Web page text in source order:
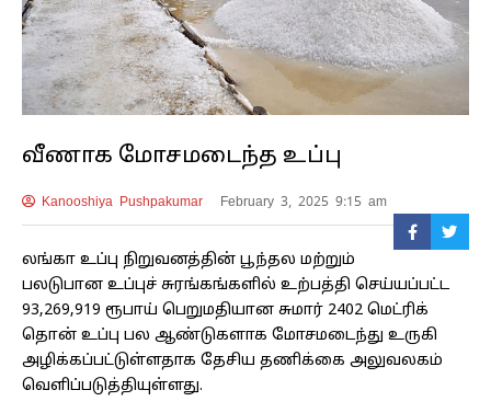
வீணாக மோசமடைந்த உப்பு
Kanooshiya Pushpakumar February 3, 2025 9:15 am
லங்கா உப்பு நிறுவனத்தின் பூந்தல மற்றும்
பலடுபான உப்புச் சுரங்கங்களில் உற்பத்தி செய்யப்பட்ட
93,269,919 ரூபாய் பெறுமதியான சுமார் 2402 மெட்ரிக்
தொன் உப்பு பல ஆண்டுகளாக மோசமடைந்து உருகி
அழிக்கப்பட்டுள்ளதாக தேசிய தணிக்கை அலுவலகம்
வெளிப்படுத்தியுள்ளது.